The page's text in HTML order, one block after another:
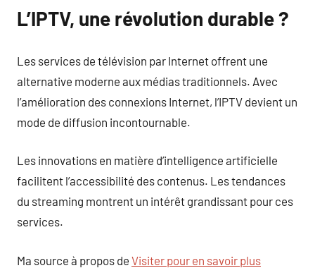
L’IPTV, une révolution durable ?
Les services de télévision par Internet offrent une
alternative moderne aux médias traditionnels. Avec
l’amélioration des connexions Internet, l’IPTV devient un
mode de diffusion incontournable.
Les innovations en matière d’intelligence artificielle
facilitent l’accessibilité des contenus. Les tendances
du streaming montrent un intérêt grandissant pour ces
services.
Ma source à propos de Visiter pour en savoir plus